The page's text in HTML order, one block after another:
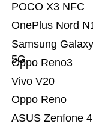
ASUS Zenfone
Oppo Reno
Vivo V20
Oppo Reno3
Samsung
5G
OnePlus Nord
POCO X3 NFC